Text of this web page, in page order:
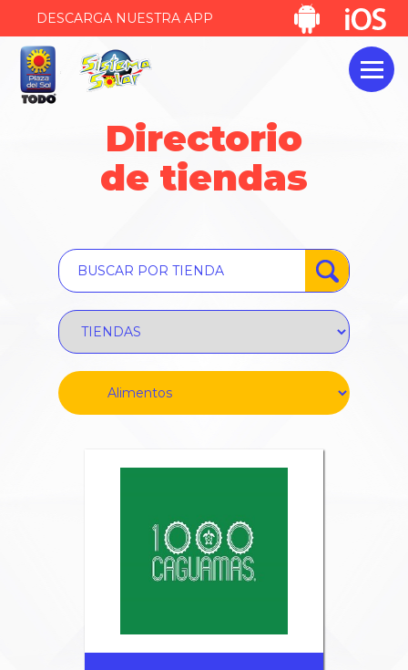
DESCARGA NUESTRA APP
Directorio
de tiendas